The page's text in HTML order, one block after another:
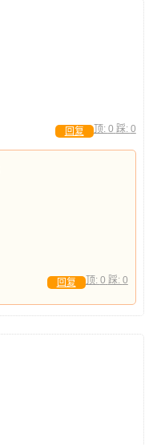
顶: 0 踩: 0
回复
顶: 0 踩: 0
回复